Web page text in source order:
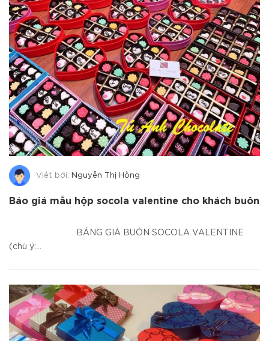
Viết bởi: Nguyễn Thị Hồng
Báo giá mẫu hộp socola valentine cho khách buôn
BẢNG GIÁ BUÔN SOCOLA VALENTINE
(chú ý:...